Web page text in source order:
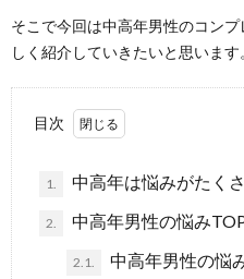
そこで今回は中高年男性のコン
しく紹介していきたいと思います
目次
1. 中高年は悩みがたく
2. 中高年男性の悩み
2.1. 中高年男性の悩